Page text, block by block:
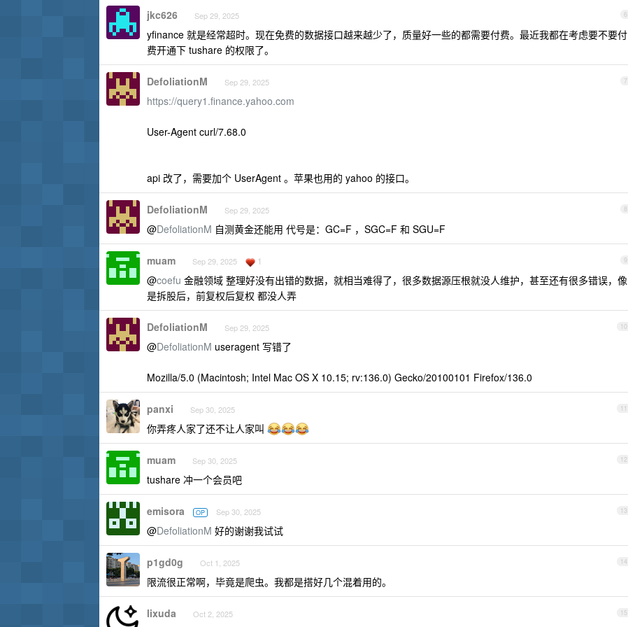
6
jkc626 Sep 29, 2025
yfinance 就是经常超时。现在免费的数据接口越来越少了，质量好一些的都需要付费。最近我都在考虑要不要付
费开通下 tushare 的权限了。
7
DefoliationM Sep 29, 2025
https://query1.finance.yahoo.com
User-Agent curl/7.68.0
api 改了，需要加个 UserAgent 。苹果也用的 yahoo 的接口。
8
DefoliationM Sep 29, 2025
@DefoliationM 自测黄金还能用 代号是：GC=F ，SGC=F 和 SGU=F
9
muam Sep 29, 2025 1
@coefu 金融领域 整理好没有出错的数据，就相当难得了，很多数据源压根就没人维护，甚至还有很多错误，像
是拆股后，前复权后复权 都没人弄
10
DefoliationM Sep 29, 2025
@DefoliationM useragent 写错了
Mozilla/5.0 (Macintosh; Intel Mac OS X 10.15; rv:136.0) Gecko/20100101 Firefox/136.0
11
panxi Sep 30, 2025
你弄疼人家了还不让人家叫
12
muam Sep 30, 2025
tushare 冲一个会员吧
13
emisora OP Sep 30, 2025
@DefoliationM 好的谢谢我试试
14
p1gd0g Oct 1, 2025
限流很正常啊，毕竟是爬虫。我都是搭好几个混着用的。
15
lixuda Oct 2, 2025